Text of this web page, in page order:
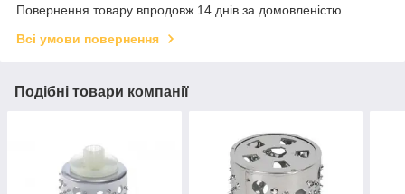
Повернення товару впродовж 14 днів за домовленістю
Всі умови повернення
Подібні товари компанії